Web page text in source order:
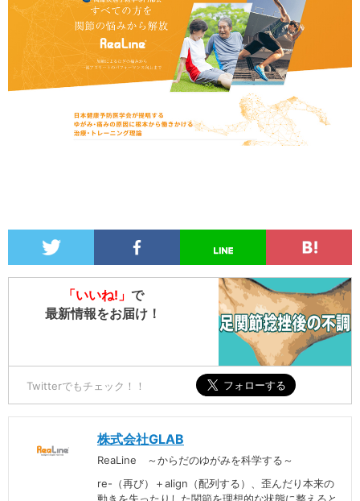
「いいね!」 で
最新情報をお届け！
Twitterでもチェック！！
株式会社GLAB
ReaLine ～からだのゆがみを科学する～
re-（再び）＋align（配列する）、歪んだり本来の